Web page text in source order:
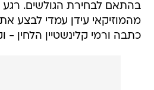
בהתאם לבחירת הגולשים. רגע
מהמוזיקאי עידן עמדי לבצע
כתבה ורמי קלינשטיין הלחין -